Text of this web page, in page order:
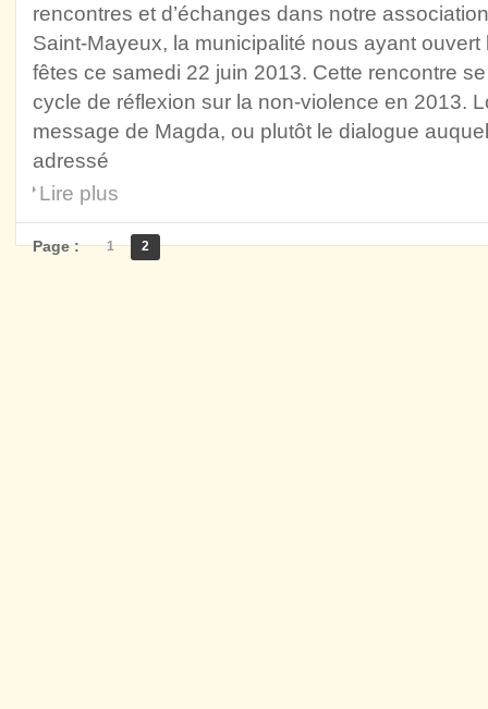
rencontres et d’échanges dans notre
Saint-Mayeux, la municipalité nous ayant
fêtes ce samedi 22 juin 2013. Cette rencontre
cycle de réflexion sur la non-violence en 2013.
message de Magda, ou plutôt le dialogue
adressé
Lire plus
Page : 1 2